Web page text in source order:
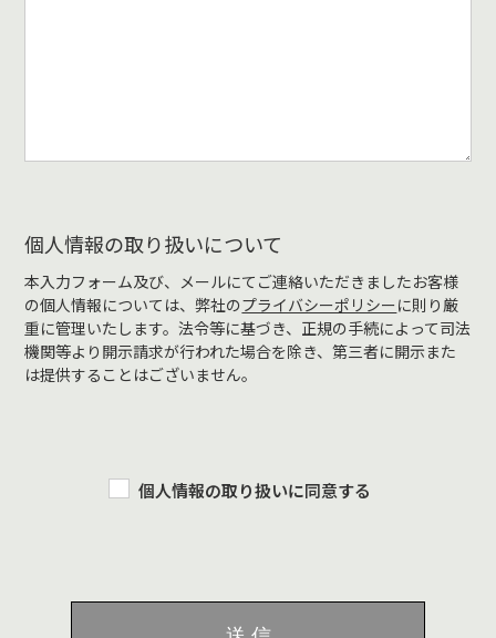
個人情報の取り扱いについて
本入力フォーム及び、メールにてご連絡いただきましたお客様
の個人情報については、弊社のプライバシーポリシーに則り厳
重に管理いたします。法令等に基づき、正規の手続によって司法
機関等より開示請求が行われた場合を除き、第三者に開示また
は提供することはございません。
個人情報の取り扱いに同意する